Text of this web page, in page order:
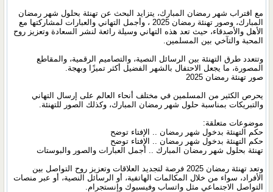
مع اقتراب شهر رمضان المبارك، يتزايد البحث عن تهنئة بحلول شهر رمضان
المبارك، وصور تهنئة رمضان 2025 ، وأجمل التهاني والعبارات لمشاركتها مع
الأهل والأصدقاء، حيث تعد هذه التهاني وسيلة رائعة لنشر السعادة وتعزيز روح
المحبة والتآخي بين المسلمين.
وتتعدد طرق التهنئة بين الرسائل النصية، والتصاميم الرقمية، والمقاطع
المصورة، ما يجعل الاحتفال بالشهر الفضيل أكثر تميزًا وبهجة.
صور تهنئة رمضان 2025
يحرص الكثير من المسلمين في مختلف أنحاء العالم على إرسال التهاني
والتبريكات بمناسبة حلول شهر رمضان المبارك، وكذلك الصور للتهنئة.
موضوعات متعلقة:
حكم التهنئة بدخول شهر رمضان .. الإفتاء توضح
حكم التهنئة بدخول شهر رمضان .. الإفتاء توضح
تهنئة بحلول شهر رمضان المبارك .. أجمل العبارات والصور والبوستات
وتعد تهنئة رمضان 2025 فرصة لتجديد العلاقات وتعزيز روح التواصل بين
الأفراد، سواء من خلال المكالمات الهاتفية، أو الرسائل النصية، أو عبر منصات
التواصل الاجتماعي مثل واتساب وفيسبوك وإنستجرام.